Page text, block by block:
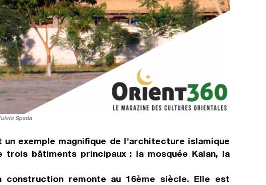
Spada
exemple magnifique de l'architecture islamique
bâtiments principaux : la mosquée Kalan, la
remonte au 16ème siècle. Elle est